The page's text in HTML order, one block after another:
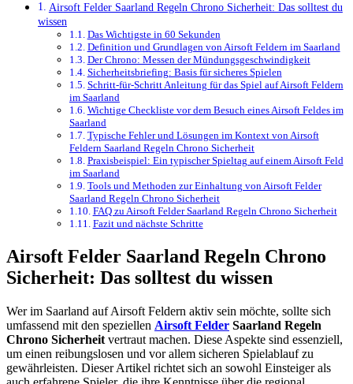
Airsoft Felder Saarland Regeln Chrono Sicherheit: Das solltest du
wissen
Das Wichtigste in 60 Sekunden
Definition und Grundlagen von Airsoft Feldern im Saarland
Der Chrono: Messen der Mündungsgeschwindigkeit
Sicherheitsbriefing: Basis für sicheres Spielen
Schritt-für-Schritt Anleitung für das Spiel auf Airsoft Feldern
im Saarland
Wichtige Checkliste vor dem Besuch eines Airsoft Feldes im
Saarland
Typische Fehler und Lösungen im Kontext von Airsoft
Feldern Saarland Regeln Chrono Sicherheit
Praxisbeispiel: Ein typischer Spieltag auf einem Airsoft Feld
im Saarland
Tools und Methoden zur Einhaltung von Airsoft Felder
Saarland Regeln Chrono Sicherheit
FAQ zu Airsoft Felder Saarland Regeln Chrono Sicherheit
Fazit und nächste Schritte
Airsoft Felder Saarland Regeln Chrono
Sicherheit: Das solltest du wissen
Wer im Saarland auf Airsoft Feldern aktiv sein möchte, sollte sich
umfassend mit den speziellen Airsoft Felder Saarland Regeln
Chrono Sicherheit vertraut machen. Diese Aspekte sind essenziell,
um einen reibungslosen und vor allem sicheren Spielablauf zu
gewährleisten. Dieser Artikel richtet sich an sowohl Einsteiger als